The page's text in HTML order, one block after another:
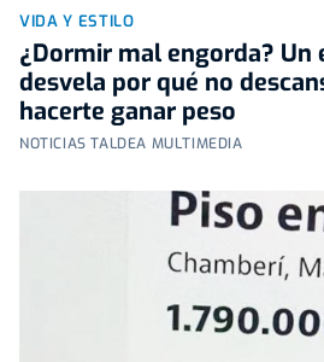
VIDA Y ESTILO
¿Dormir mal engorda? Un
desvela por qué no
hacerte ganar peso
NOTICIAS TALDEA MULTIMEDIA